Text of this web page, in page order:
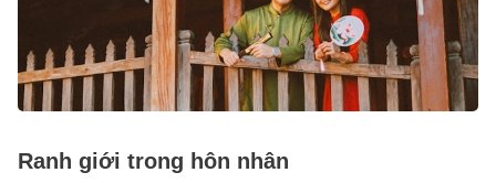
Ranh giới trong hôn nhân